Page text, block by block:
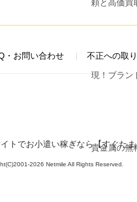
・お問い合わせ 不正への取
トでお小遣い稼ぎなら【すぐた
2026 Netmile All Rights Reserved.